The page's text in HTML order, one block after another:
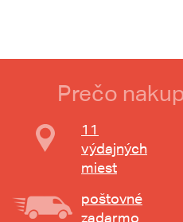
Prečo
11
výdajných
miest
poštovné
zadarmo